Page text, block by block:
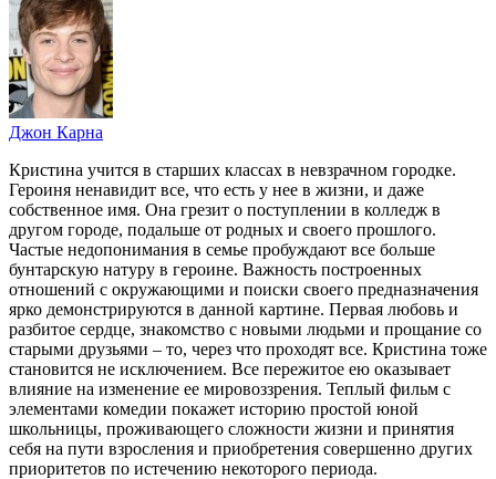
Джон Карна
Кристина учится в старших классах в невзрачном городке.
Героиня ненавидит все, что есть у нее в жизни, и даже
собственное имя. Она грезит о поступлении в колледж в
другом городе, подальше от родных и своего прошлого.
Частые недопонимания в семье пробуждают все больше
бунтарскую натуру в героине. Важность построенных
отношений с окружающими и поиски своего предназначения
ярко демонстрируются в данной картине. Первая любовь и
разбитое сердце, знакомство с новыми людьми и прощание со
старыми друзьями – то, через что проходят все. Кристина тоже
становится не исключением. Все пережитое ею оказывает
влияние на изменение ее мировоззрения. Теплый фильм с
элементами комедии покажет историю простой юной
школьницы, проживающего сложности жизни и принятия
себя на пути взросления и приобретения совершенно других
приоритетов по истечению некоторого периода.